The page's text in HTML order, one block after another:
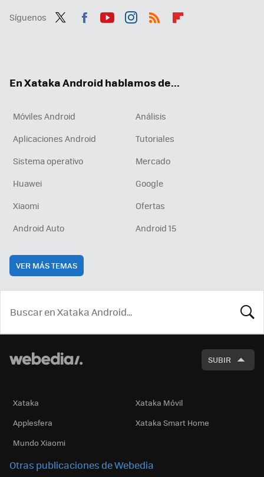
Síguenos
En Xataka Android hablamos de...
Móviles Android
Análisis
Aplicaciones Android
Tutoriales
Sistema operativo
Mercado
Huawei
Google
Xiaomi
Ofertas
Android Auto
Android 15
VER MÁS TEMAS
SUBIR
Xataka
Xataka Móvil
Applesfera
Xataka Smart Home
Mundo Xiaomi
Otras publicaciones de Webedia